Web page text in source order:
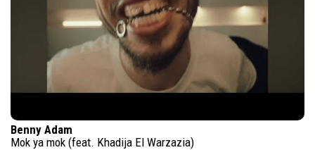
Benny Adam
Mok ya mok (feat. Khadija El Warzazia)